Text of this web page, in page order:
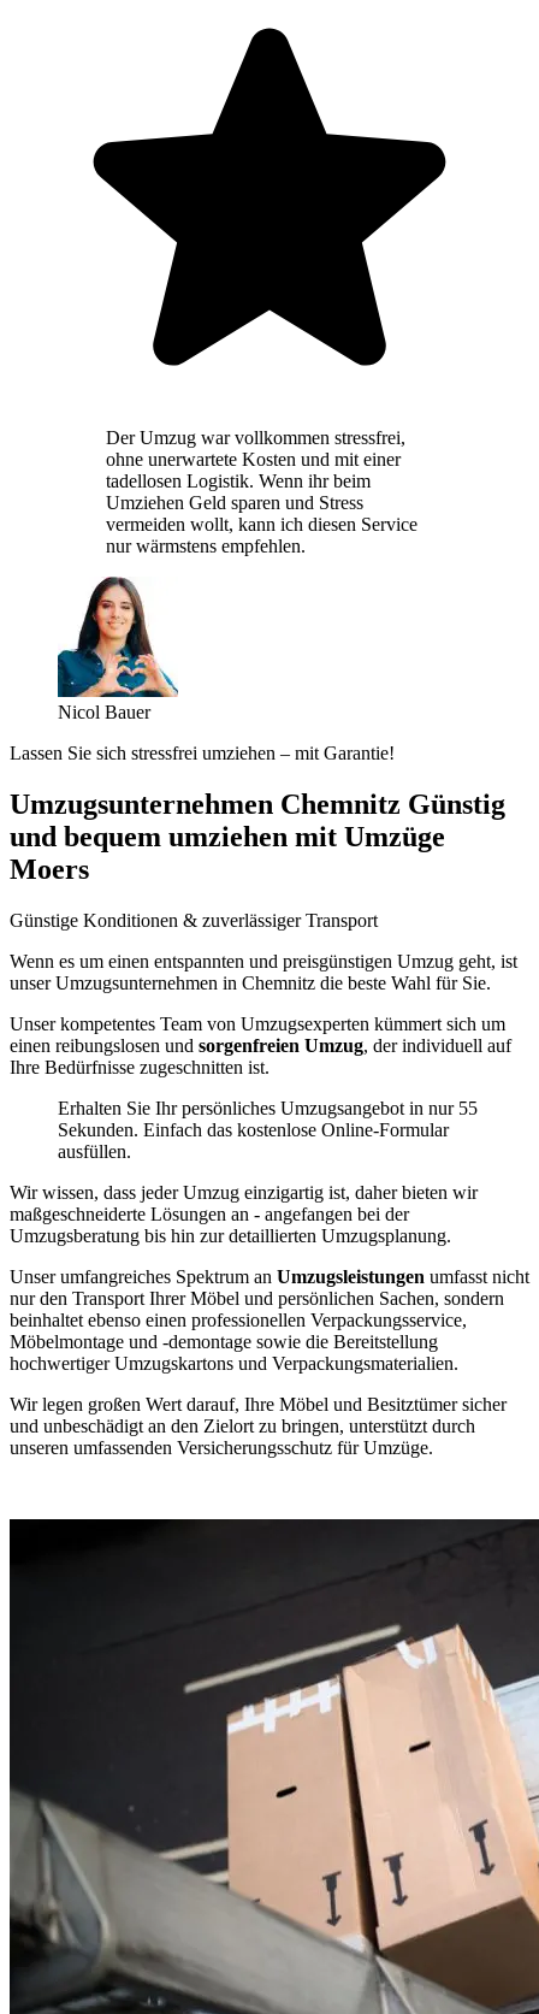
Der Umzug war vollkommen stressfrei,
ohne unerwartete Kosten und mit einer
tadellosen Logistik. Wenn ihr beim
Umziehen Geld sparen und Stress
vermeiden wollt, kann ich diesen Service
nur wärmstens empfehlen.
Nicol Bauer
Lassen Sie sich stressfrei umziehen – mit Garantie!
Umzugsunternehmen Chemnitz Günstig
und bequem umziehen mit Umzüge
Moers
Günstige Konditionen & zuverlässiger Transport
Wenn es um einen entspannten und preisgünstigen Umzug geht, ist
unser Umzugsunternehmen in Chemnitz die beste Wahl für Sie.
Unser kompetentes Team von Umzugsexperten kümmert sich um
einen reibungslosen und sorgenfreien Umzug, der individuell auf
Ihre Bedürfnisse zugeschnitten ist.
Erhalten Sie Ihr persönliches Umzugsangebot in nur 55
Sekunden. Einfach das kostenlose Online-Formular
ausfüllen.
Wir wissen, dass jeder Umzug einzigartig ist, daher bieten wir
maßgeschneiderte Lösungen an - angefangen bei der
Umzugsberatung bis hin zur detaillierten Umzugsplanung.
Unser umfangreiches Spektrum an Umzugsleistungen umfasst nicht
nur den Transport Ihrer Möbel und persönlichen Sachen, sondern
beinhaltet ebenso einen professionellen Verpackungsservice,
Möbelmontage und -demontage sowie die Bereitstellung
hochwertiger Umzugskartons und Verpackungsmaterialien.
Wir legen großen Wert darauf, Ihre Möbel und Besitztümer sicher
und unbeschädigt an den Zielort zu bringen, unterstützt durch
unseren umfassenden Versicherungsschutz für Umzüge.